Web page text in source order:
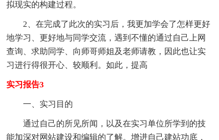
拟现实的构建过程。
2、在完成了此次的实习后，我更加学会了怎样更好
地学习、更好地与同学交流，遇到不懂的通过自己上网
查询、求助同学、向师哥师姐及老师请教，因此也让实
习进行得很开心、较顺利。如此，提高
实习报告3
一、实习目的
通过自己的所见所闻，以及在实习单位所学到的技
能加深对网站建设和编辑的了解。增进自己建站功底，